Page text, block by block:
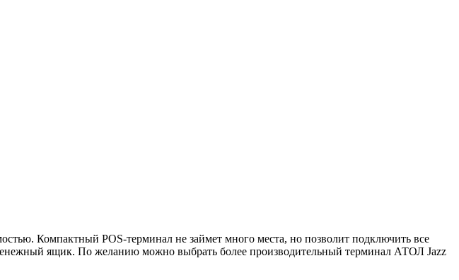
Компактный POS-терминал не займет много места, но позволит подключить все
ящик. По желанию можно выбрать более производительный терминал АТОЛ Jazz